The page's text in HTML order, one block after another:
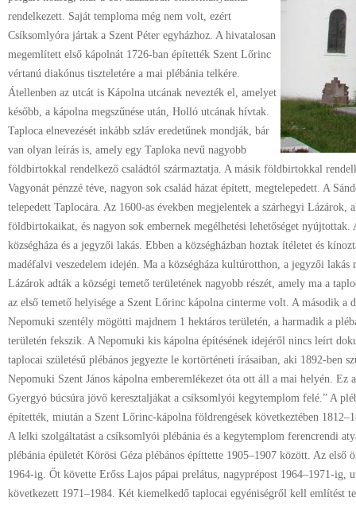
rendelkezett. Saját temploma még nem volt, ezért
Csíksomlyóra jártak a Szent Péter egyházhoz. A hivatalosan
megemlített első kápolnát 1726-ban építették Szent Lőrinc
vértanú diakónus tiszteletére a mai plébánia telkére.
Átellenben az utcát is Kápolna utcának nevezték el, amelyet
később, a kápolna megszűnése után, Holló utcának hívtak.
Taploca elnevezését inkább szláv eredetűnek mondják, bár
van olyan leírás is, amely egy Taploka nevű nagyobb
földbirtokkal rendelkező családtól származtatja. A másik földbirtokkal
Vagyonát pénzzé téve, nagyon sok család házat épített, megtelepedett. A
telepedett Taplocára. Az 1600-as években megjelentek a szárhegyi
földbirtokaikat, és nagyon sok embernek megélhetési lehetőséget nyújtottak.
községháza és a jegyzői lakás. Ebben a községházban hoztak ítéletet és
madéfalvi veszedelem idején. Ma a községháza kultúrotthon, a jegyzői lakás
Lázárok adták a községi temető területének nagyobb részét, amely ma a
az első temető helyisége a Szent Lőrinc kápolna cinterme volt. A második a
Nepomuki szentély mögötti majdnem 1 hektáros területén, a harmadik a
területén fekszik. A Nepomuki kis kápolna építésének idejéről nincs leírt
taplocai születésű plébános jegyezte le kortörténeti írásaiban, aki 1892-ben
Nepomuki Szent János kápolna emberemlékezet óta ott áll a mai helyén. Ez
Gyergyó búcsúra jövő keresztaljákat a csíksomlyói kegytemplom felé.” A
építették, miután a Szent Lőrinc-kápolna földrengések következtében
A lelki szolgáltatást a csíksomlyói plébánia és a kegytemplom ferencrendi
plébánia épületét Körösi Géza plébános építtette 1905–1907 között. Az első
1964-ig. Őt követte Erőss Lajos pápai prelátus, nagyprépost 1964–1971-ig,
következett 1971–1984. Két kiemelkedő taplocai egyéniségről kell említést